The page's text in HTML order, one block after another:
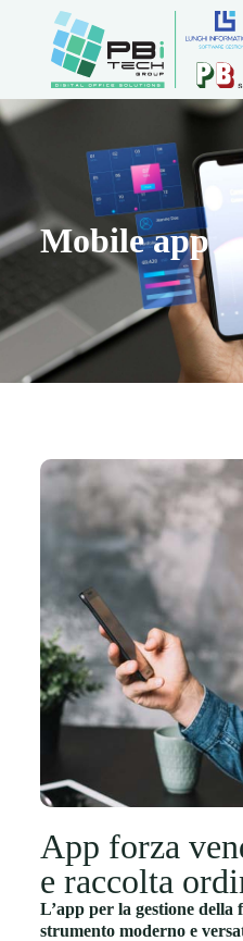
Mobile app
App forza
e raccolta
L’app per la gestione della
strumento moderno e